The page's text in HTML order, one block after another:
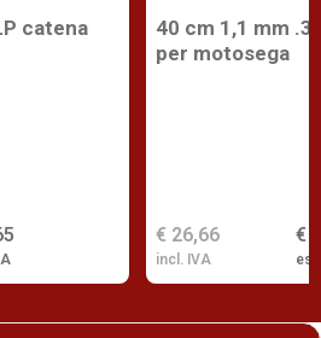
catena
40 cm 1,1 mm
per motosega
€
€ 26,66
incl. IVA